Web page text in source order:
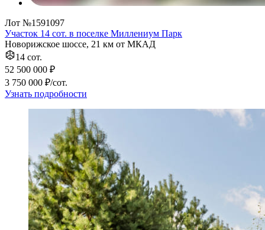
Лот №1591097
Участок 14 сот. в поселке Миллениум Парк
Новорижское шоссе, 21 км от МКАД
14 сот.
52 500 000 ₽
3 750 000 ₽/сот.
Узнать подробности